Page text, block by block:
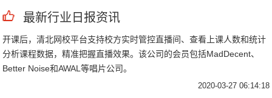
最新行业日报资讯
开课后，清北网校平台支持校方实时管控直播间、查看上课人数和统计
分析课程数据，精准把握直播效果。该公司的会员包括MadDecent、
Better Noise和AWAL等唱片公司。
2020-03-27 06:14:18